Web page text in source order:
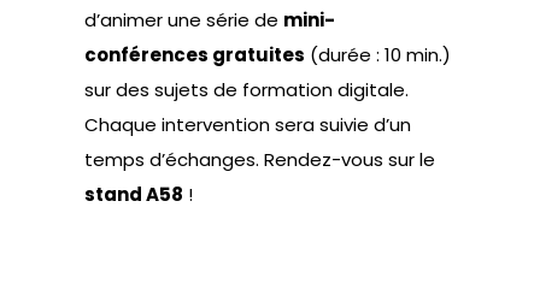
d’animer une série de mini-
conférences gratuites (durée : 10 min.)
sur des sujets de formation digitale.
Chaque intervention sera suivie d’un
temps d’échanges. Rendez-vous sur le
stand A58 !